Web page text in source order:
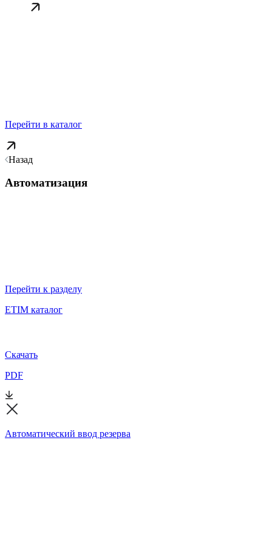
Перейти в каталог
Назад
Автоматизация
Перейти к разделу
ETIM каталог
Скачать
PDF
Автоматический ввод резерва